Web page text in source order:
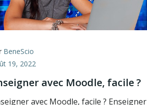
BeneScio
19, 2022
avec Moodle, facile ?
avec Moodle, facile ? Enseigner